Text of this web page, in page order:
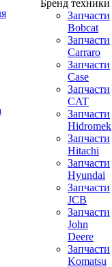
Бренд техники
Запчасти
Bobcat
Запчасти
Carraro
Запчасти
Case
Запчасти
CAT
Запчасти
Hidromek
Запчасти
Hitachi
Запчасти
Hyundai
Запчасти
JCB
Запчасти
John
Deere
Запчасти
Komatsu